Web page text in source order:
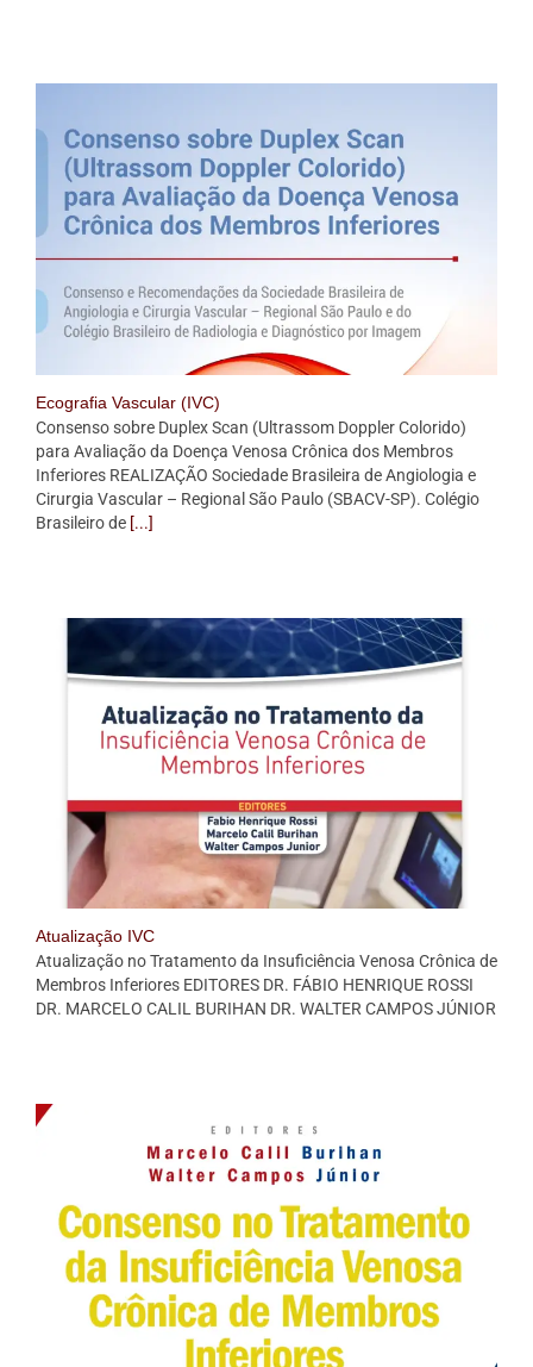
Ecografia Vascular (IVC)
Consenso sobre Duplex Scan (Ultrassom Doppler Colorido)
para Avaliação da Doença Venosa Crônica dos Membros
Inferiores REALIZAÇÃO Sociedade Brasileira de Angiologia e
Cirurgia Vascular – Regional São Paulo (SBACV-SP). Colégio
Brasileiro de[...]
Atualização IVC
Atualização no Tratamento da Insuficiência Venosa Crônica de
Membros Inferiores EDITORES DR. FÁBIO HENRIQUE ROSSI
DR. MARCELO CALIL BURIHAN DR. WALTER CAMPOS JÚNIOR